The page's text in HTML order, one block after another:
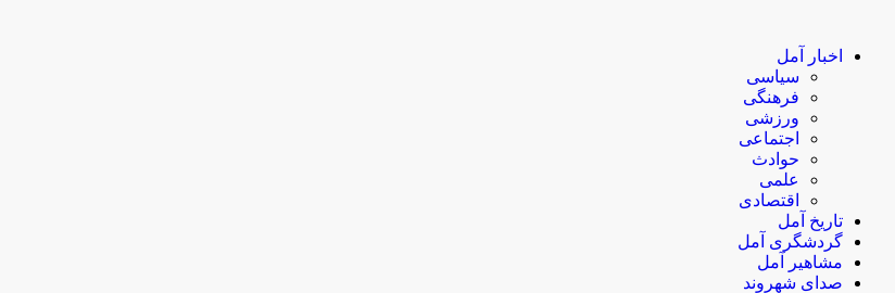
اخبار آمل
سیاسی
فرهنگی
ورزشی
اجتماعی
حوادث
علمی
اقتصادی
تاریخ آمل
گردشگری آمل
مشاهیر آمل
صدای شهروند